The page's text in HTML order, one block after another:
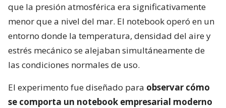
que la presión atmosférica era significativamente
menor que a nivel del mar. El notebook operó en un
entorno donde la temperatura, densidad del aire y
estrés mecánico se alejaban simultáneamente de
las condiciones normales de uso.
El experimento fue diseñado para observar cómo
se comporta un notebook empresarial moderno